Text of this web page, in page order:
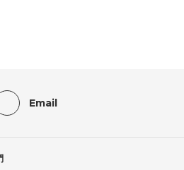
Email